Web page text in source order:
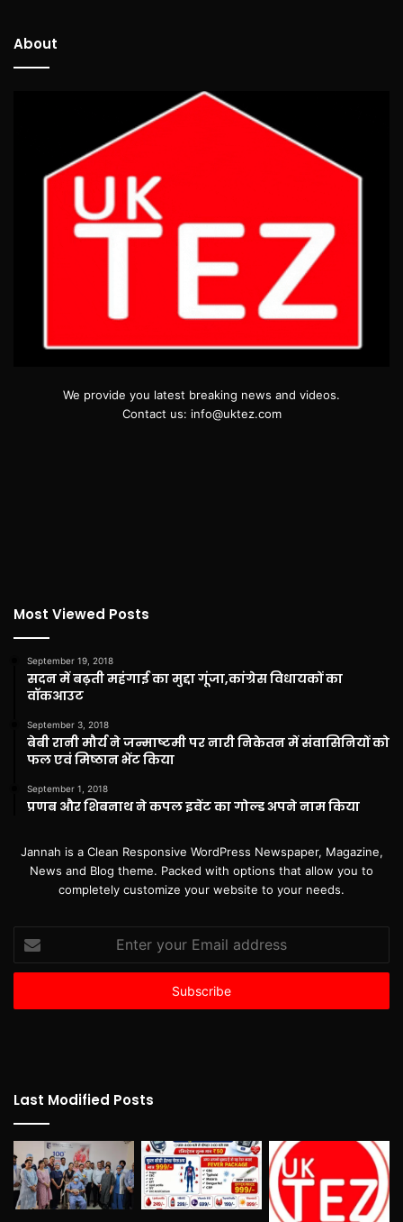
About
We provide you latest breaking news and videos.
Contact us: info@uktez.com
Most Viewed Posts
September 19, 2018
सदन में बढ़ती महंगाई का मुद्दा गूंजा,कांग्रेस विधायकों का
वॉकआउट
September 3, 2018
बेबी रानी मौर्य ने जन्माष्टमी पर नारी निकेतन में संवासिनियों को
फल एवं मिष्ठान भेंट किया
September 1, 2018
प्रणब और शिबनाथ ने कपल इवेंट का गोल्ड अपने नाम किया
Jannah is a Clean Responsive WordPress Newspaper, Magazine,
News and Blog theme. Packed with options that allow you to
completely customize your website to your needs.
your
Email
Last Modified Posts